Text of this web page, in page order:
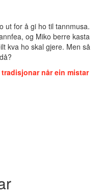
ut for å gi ho til tannmusa.
og Miko berre kasta
kva ho skal gjere. Men så
når ein mistar